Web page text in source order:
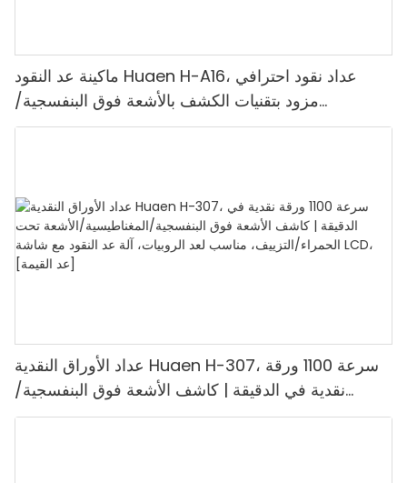
ماكينة عد النقود Huaen H-A16، عداد نقود احترافي
مزود بتقنيات الكشف بالأشعة فوق البنفسجية/
المغناطيسية/الأشعة تحت الحمراء/الضوء الرقمي، عد
عداد الأوراق النقدية Huaen H-307، سرعة 1100 ورقة
نقدية في الدقيقة | كاشف الأشعة فوق البنفسجية/
المغناطيسية/الأشعة تحت الحمراء/التزييف، مناسب لعد